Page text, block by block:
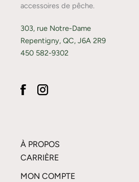
accessoires de pêche.
303, rue Notre-Dame
Repentigny, QC, J6A 2R9
450 582-9302
À PROPOS
CARRIÈRE
MON COMPTE